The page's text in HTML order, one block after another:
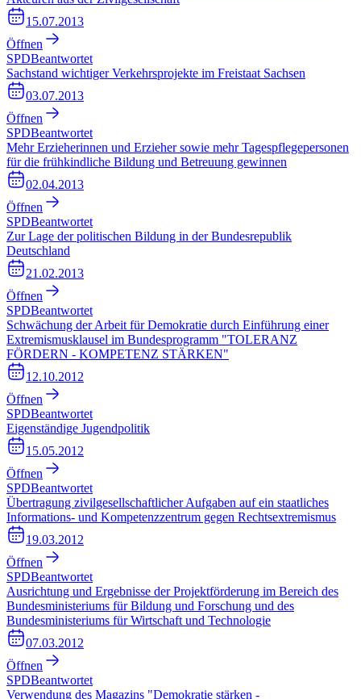
15.07.2013
Öffnen
SPDBeantwortet
Sachstand wichtiger Verkehrsprojekte im Freistaat Sachsen
03.07.2013
Öffnen
SPDBeantwortet
Mehr Erzieherinnen und Erzieher sowie mehr Tagespflegepersonen
für die frühkindliche Bildung und Betreuung gewinnen
02.04.2013
Öffnen
SPDBeantwortet
Zur Lage der politischen Bildung in der Bundesrepublik
Deutschland
21.02.2013
Öffnen
SPDBeantwortet
Schwächung der Arbeit für Demokratie durch Einführung einer
Extremismusklausel im Bundesprogramm "TOLERANZ
FÖRDERN - KOMPETENZ STÄRKEN"
12.10.2012
Öffnen
SPDBeantwortet
Eigenständige Jugendpolitik
15.05.2012
Öffnen
SPDBeantwortet
Übertragung zivilgesellschaftlicher Aufgaben auf ein staatliches
Informations- und Kompetenzzentrum gegen Rechtsextremismus
19.03.2012
Öffnen
SPDBeantwortet
Ausrichtung und Ergebnisse der Projektförderung im Bereich des
Bundesministeriums für Bildung und Forschung und des
Bundesministeriums für Wirtschaft und Technologie
07.03.2012
Öffnen
SPDBeantwortet
Verwendung des Magazins "Demokratie stärken -